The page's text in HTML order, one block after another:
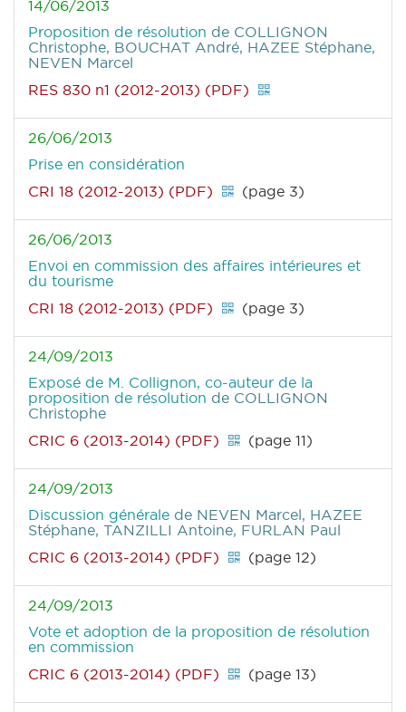
14/06/2013
Proposition de résolution de COLLIGNON
Christophe, BOUCHAT André, HAZEE Stéphane,
NEVEN Marcel
RES 830 n1 (2012-2013) (PDF)
26/06/2013
Prise en considération
CRI 18 (2012-2013) (PDF)
(page 3)
26/06/2013
Envoi en commission des affaires intérieures et
du tourisme
CRI 18 (2012-2013) (PDF)
(page 3)
24/09/2013
Exposé de M. Collignon, co-auteur de la
proposition de résolution de COLLIGNON
Christophe
CRIC 6 (2013-2014) (PDF)
(page 11)
24/09/2013
Discussion générale de NEVEN Marcel, HAZEE
Stéphane, TANZILLI Antoine, FURLAN Paul
CRIC 6 (2013-2014) (PDF)
(page 12)
24/09/2013
Vote et adoption de la proposition de résolution
en commission
CRIC 6 (2013-2014) (PDF)
(page 13)